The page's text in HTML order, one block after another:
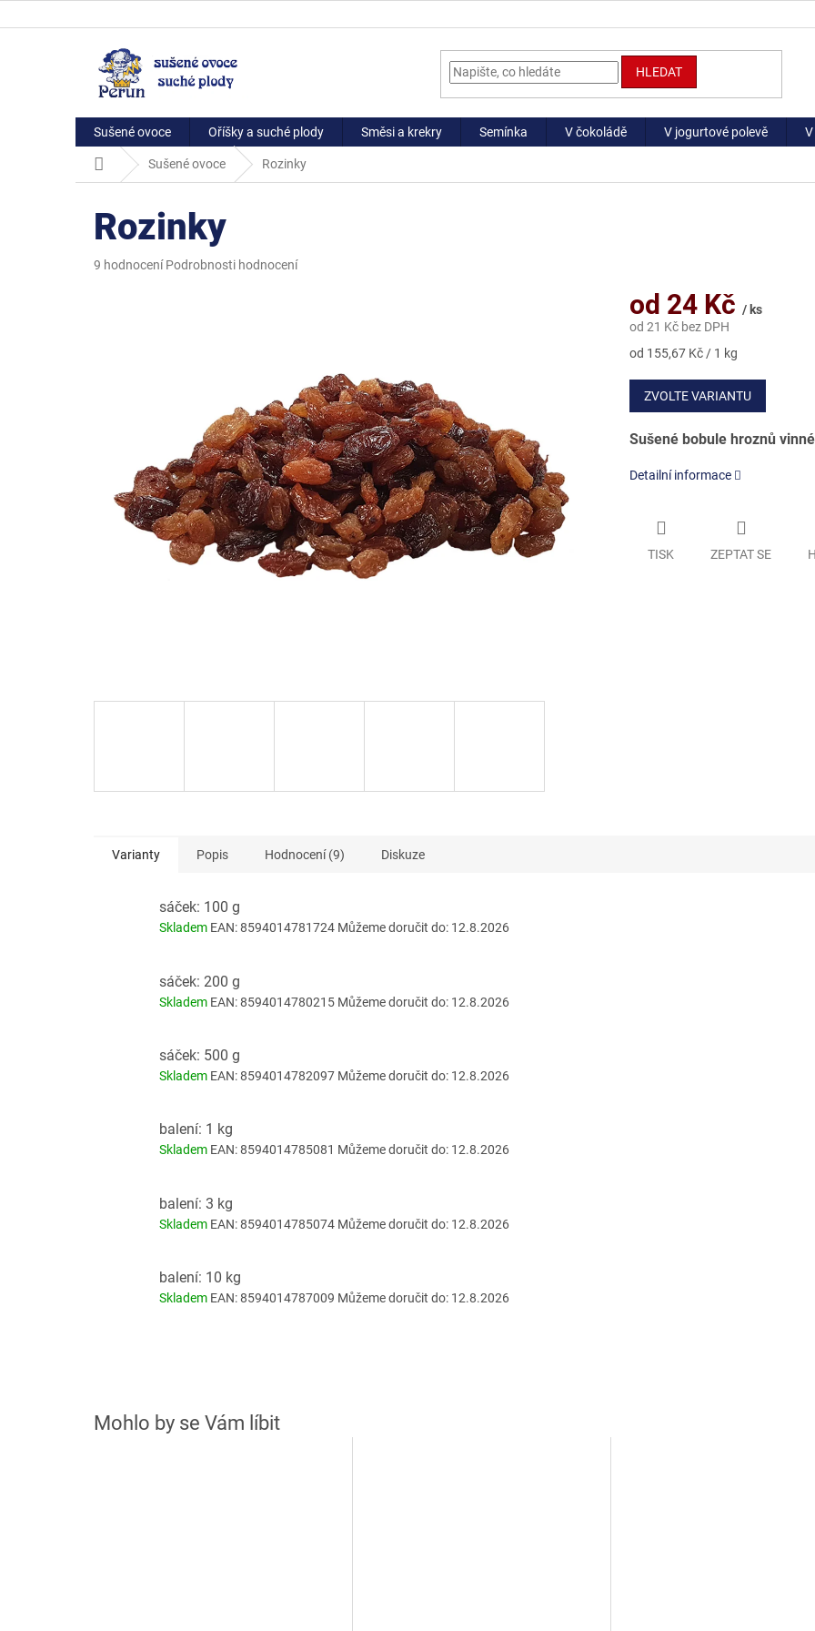
na
HLEDAT
Sušené ovoce Oříšky a suché plody Směsi a krekry Semínka V čokoládě V jogurtové polevě
Domů Sušené ovoce Rozinky
Rozinky
Průměrné
9 hodnocení Podrobnosti hodnocení
od 24 Kč / ks
od 21 Kč bez DPH
Měrná
od 155,67 Kč / 1 kg
ZVOLTE VARIANTU
Sušené bobule hroznů
Detailní informace
TISK ZEPTAT SE
Varianty Popis Hodnocení (9) Diskuze
sáček: 100 g
Skladem EAN:8594014781724 Můžeme doručit do: 12.8.2026
sáček: 200 g
Skladem EAN:8594014780215 Můžeme doručit do: 12.8.2026
sáček: 500 g
Skladem EAN:8594014782097 Můžeme doručit do: 12.8.2026
balení: 1 kg
Skladem EAN:8594014785081 Můžeme doručit do: 12.8.2026
balení: 3 kg
Skladem EAN:8594014785074 Můžeme doručit do: 12.8.2026
balení: 10 kg
Skladem EAN:8594014787009 Můžeme doručit do: 12.8.2026